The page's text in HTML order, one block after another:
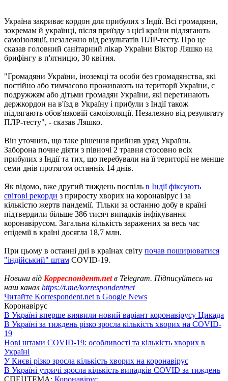
Україна закриває кордон для прибулих з Індії. Всі громадяни,
зокремам й українці, після приїзду з цієї країни підлягають
самоізоляції, незалежно від результатів ПЛР-тесту. Про це
сказав головний санітарний лікар України Віктор Ляшко на
брифінгу в п'ятницю, 30 квітня.
"Громадяни України, іноземці та особи без громадянства, які
постійно або тимчасово проживають на території України, є
подружжям або дітьми громадян України, які перетинають
держкордон на в'їзд в Україну і прибули з Індії також
підлягають обов'язковій самоізоляції. Незалежно від результату
ПЛР-тесту", - сказав Ляшко.
Він уточнив, що таке рішення прийняв уряд України.
Заборона почне діяти з півночі 2 травня стосовно всіх
прибулих з Індії та тих, що перебували на її території не менше
семи днів протягом останніх 14 днів.
Як відомо, вже другий тиждень поспіль в Індії фіксують
світові рекорди з приросту хворих на коронавірус і за
кількістю жертв пандемії. Тільки за останню добу в країні
підтвердили більше 386 тисяч випадків інфікування
коронавірусом. Загальна кількість заражених за весь час
епідемії в країні досягла 18,7 млн.
При цьому в останні дні в країнах світу почав поширюватися
"індійський" штам COVID-19.
Новини від Корреспондент.netв Telegram. Підписуйтесь на
наш канал https://t.me/korrespondentnet
Читайте Korrespondent.net в Google News
Коронавірус
В Україні вперше виявили новий варіант коронавірусу Цикада
В Україні за тиждень різко зросла кількість хворих на COVID-
19
Нові штами COVID-19: особливості та кількість хворих в
Україні
У Києві різко зросла кількість хворих на коронавірус
В Україні утричі зросла кількість випадків COVID за тиждень
СПЕЦТЕМА: Коронавірус